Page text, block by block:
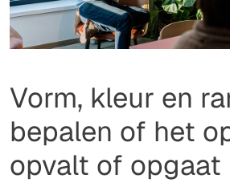
Vorm, kleur en
bepalen of het
opvalt of opgaat